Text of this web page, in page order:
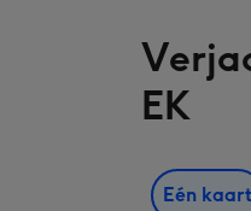
EK
Eén kaart